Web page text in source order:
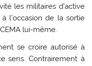
les militaires d’active
l’occasion de la sortie
lui-même.
se croire autorisé à
sens. Contrairement à